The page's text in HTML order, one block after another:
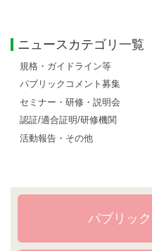
ニュースカテゴリ一覧
規格・ガイドライン等
パブリックコメント募集
セミナー・研修・説明会
認証/適合証明/研修機関
活動報告・その他
パブリッ